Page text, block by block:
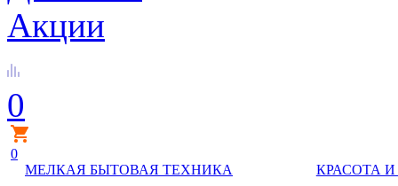
Акции
0
0
МЕЛКАЯ БЫТОВАЯ ТЕХНИКА
КРАСОТА И